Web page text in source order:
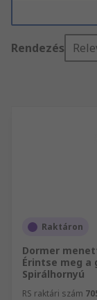
Rendezés
Raktáron
Dormer
Érintse meg a
Spirálhornyú
RS raktári szám